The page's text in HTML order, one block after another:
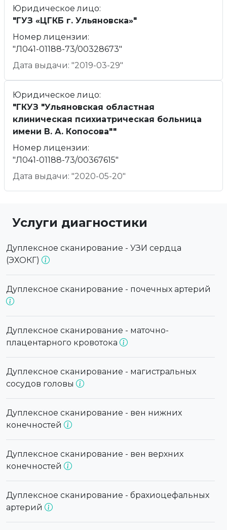
Юридическое лицо:
"ГУЗ «ЦГКБ г. Ульяновска»"
Номер лицензии:
"Л041-01188-73/00328673"
Дата выдачи: "2019-03-29"
Юридическое лицо:
"ГКУЗ "Ульяновская областная
клиническая психиатрическая больница
имени В. А. Копосова""
Номер лицензии:
"Л041-01188-73/00367615"
Дата выдачи: "2020-05-20"
Услуги диагностики
Дуплексное сканирование - УЗИ сердца
(ЭХОКГ)
Дуплексное сканирование - почечных артерий
Дуплексное сканирование - маточно-
плацентарного кровотока
Дуплексное сканирование - магистральных
сосудов головы
Дуплексное сканирование - вен нижних
конечностей
Дуплексное сканирование - вен верхних
конечностей
Дуплексное сканирование - брахиоцефальных
артерий